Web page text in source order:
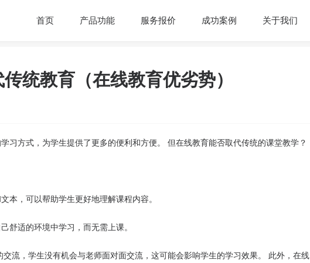
首页 产品功能 服务报价 成功案例 关于我们
统教育（在线教育优劣势）
习方式，为学生提供了更多的便利和方便。 但在线教育能否取代传统的课堂教学？
本，可以帮助学生更好地理解课程内容。
舒适的环境中学习，而无需上课。
流，学生没有机会与老师面对面交流，这可能会影响学生的学习效果。 此外，在线